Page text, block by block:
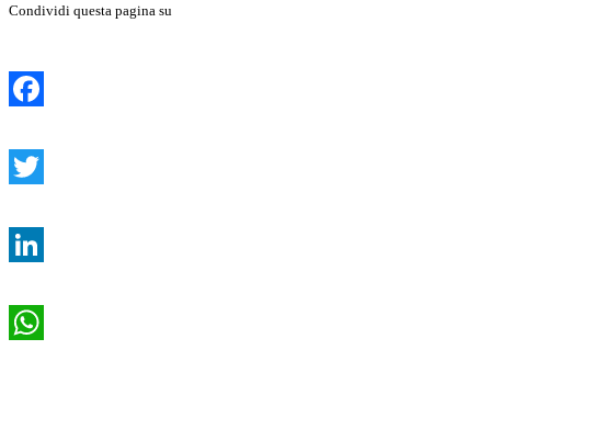
Condividi questa pagina su